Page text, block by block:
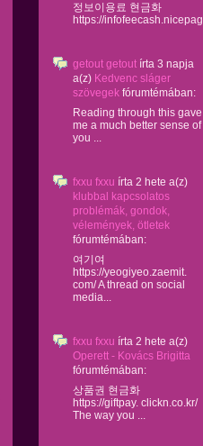
정보이용료 현금화
https://
getout getout írta 3 napja
a(z) Kedvenc sláger
szövegek fórumtémában:
Reading through this gave
me a much better sense of
you ...
fxxu fxxu írta 2 hete a(z)
klubbal kapcsolatos
problémák, gondok,
vélemények, ötletek
fórumtémában:
여기여
https://yeogiyeo.zaemit.
com/ A thread on social
media...
fxxu fxxu írta 2 hete a(z)
Operett - Kovács Brigitta
fórumtémában:
상품권 현금화
https://giftpay. clickn.co.kr/
The way you ...